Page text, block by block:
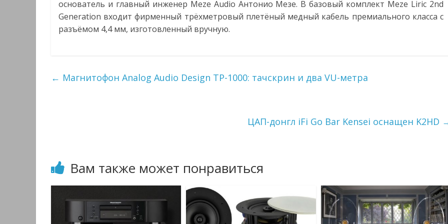
основатель и главный инженер Meze Audio Антонио Мезе. В базовый комплект Meze Liric 2nd
Generation входит фирменный трёхметровый плетёный медный кабель премиального класса с
разъёмом 4,4 мм, изготовленный вручную.
← Магнитофон Analog Audio Design TP-1000: тачскрин и два VU-метра
ЦАП-донгл iFi Go Bar Kensei оснащен K2HD
Вам также может понравиться